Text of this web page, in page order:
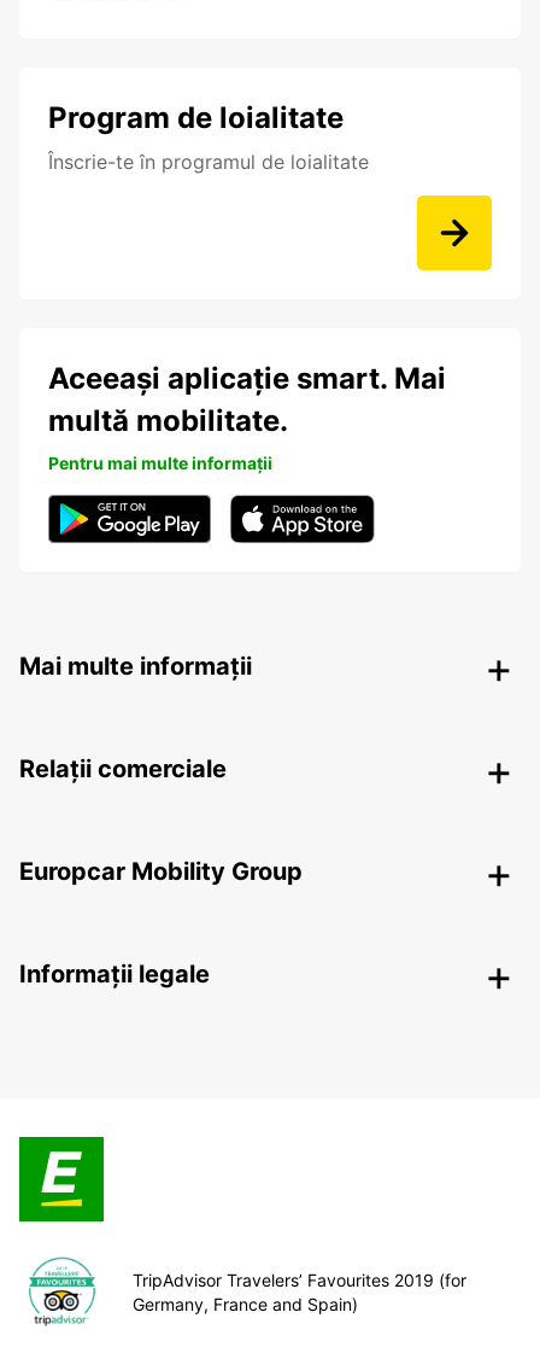
Program de loialitate
Înscrie-te în programul de loialitate
Aceeași aplicație smart. Mai
multă mobilitate.
Pentru mai multe informații
Mai multe informații
Relații comerciale
Europcar Mobility Group
Informații legale
TripAdvisor Travelers’ Favourites 2019 (for
Germany, France and Spain)